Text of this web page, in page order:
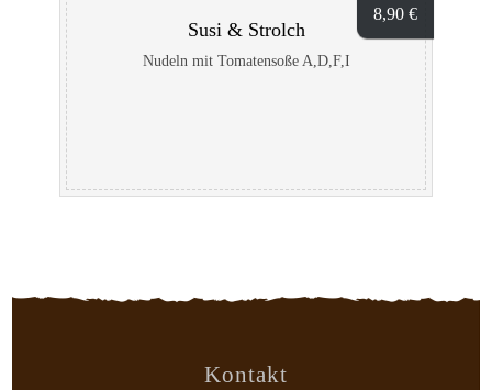
8,90 €
Susi & Strolch
Nudeln mit Tomatensoße A,D,F,I
Kontakt